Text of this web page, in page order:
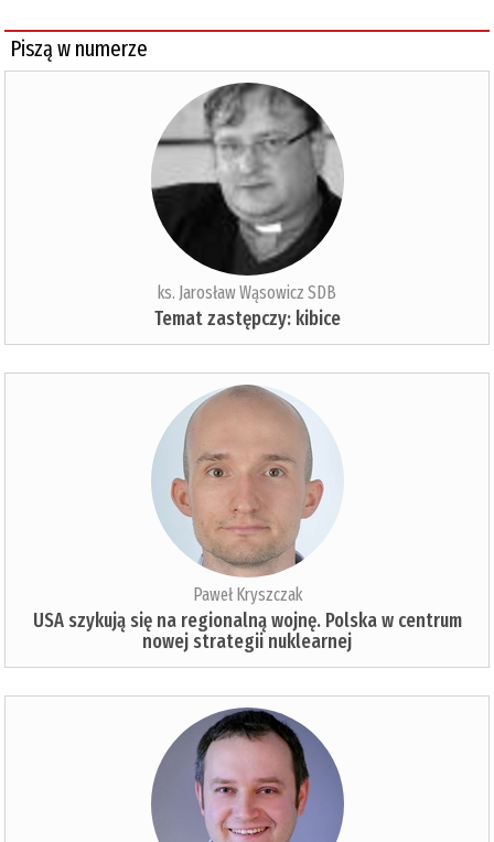
Piszą w numerze
ks. Jarosław Wąsowicz SDB
Temat zastępczy: kibice
Paweł Kryszczak
USA szykują się na regionalną wojnę. Polska w centrum
nowej strategii nuklearnej